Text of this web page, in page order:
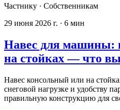
Частнику · Собственникам
29 июня 2026 г. · 6 мин
Навес для машины:
на стойках — что
Навес консольный или на
снеговой нагрузке и удобству
правильную конструкцию для